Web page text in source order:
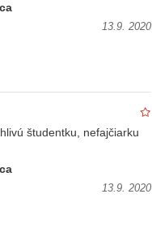
13.9. 2020
študentku, nefajčiarku
13.9. 2020